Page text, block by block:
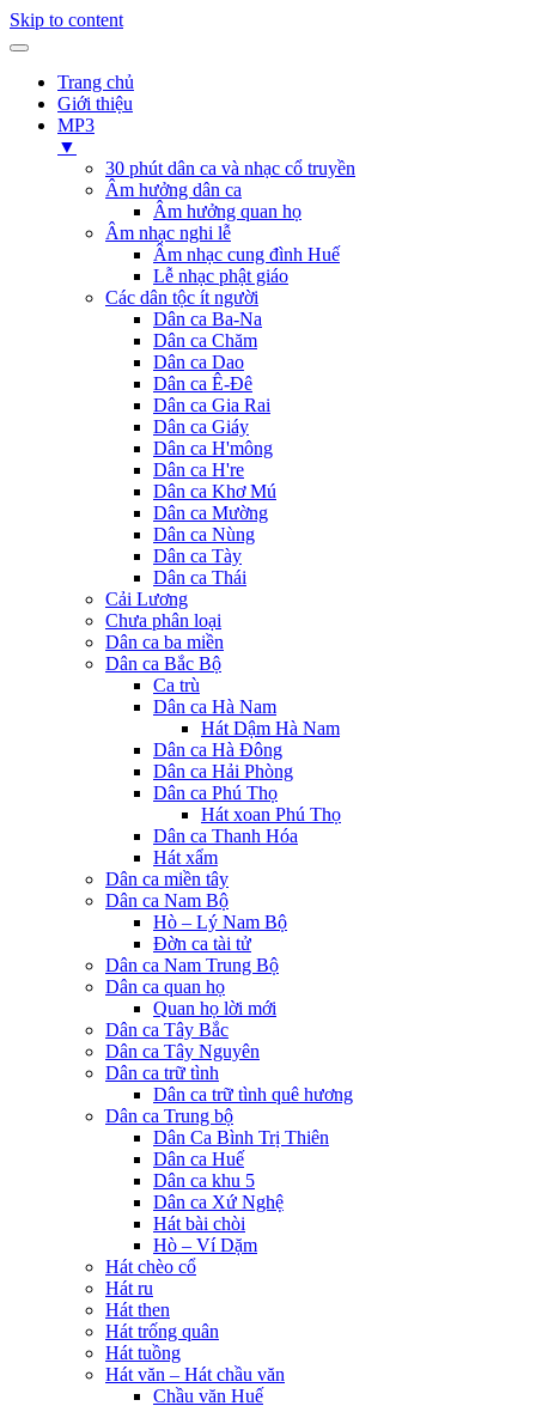
Skip to content
Trang chủ
Giới thiệu
MP3
▼
30 phút dân ca và nhạc cổ truyền
Âm hưởng dân ca
Âm hưởng quan họ
Âm nhạc nghi lễ
Âm nhạc cung đình Huế
Lễ nhạc phật giáo
Các dân tộc ít người
Dân ca Ba-Na
Dân ca Chăm
Dân ca Dao
Dân ca Ê-Đê
Dân ca Gia Rai
Dân ca Giáy
Dân ca H'mông
Dân ca H're
Dân ca Khơ Mú
Dân ca Mường
Dân ca Nùng
Dân ca Tày
Dân ca Thái
Cải Lương
Chưa phân loại
Dân ca ba miền
Dân ca Bắc Bộ
Ca trù
Dân ca Hà Nam
Hát Dậm Hà Nam
Dân ca Hà Đông
Dân ca Hải Phòng
Dân ca Phú Thọ
Hát xoan Phú Thọ
Dân ca Thanh Hóa
Hát xẩm
Dân ca miền tây
Dân ca Nam Bộ
Hò – Lý Nam Bộ
Đờn ca tài tử
Dân ca Nam Trung Bộ
Dân ca quan họ
Quan họ lời mới
Dân ca Tây Bắc
Dân ca Tây Nguyên
Dân ca trữ tình
Dân ca trữ tình quê hương
Dân ca Trung bộ
Dân Ca Bình Trị Thiên
Dân ca Huế
Dân ca khu 5
Dân ca Xứ Nghệ
Hát bài chòi
Hò – Ví Dặm
Hát chèo cổ
Hát ru
Hát then
Hát trống quân
Hát tuồng
Hát văn – Hát chầu văn
Chầu văn Huế